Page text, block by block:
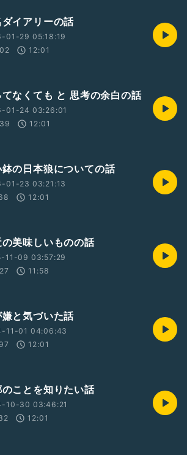
ダイアリーの話
01-29 05:18:19
12:01
なくても と 思考の余白の話
01-24 03:26:01
12:01
鉢の日本狼についての話
01-23 03:21:13
12:01
美味しいものの話
11-09 03:57:29
11:58
と気づいた話
11-01 04:06:43
12:01
ことを知りたい話
10-30 03:46:21
12:01